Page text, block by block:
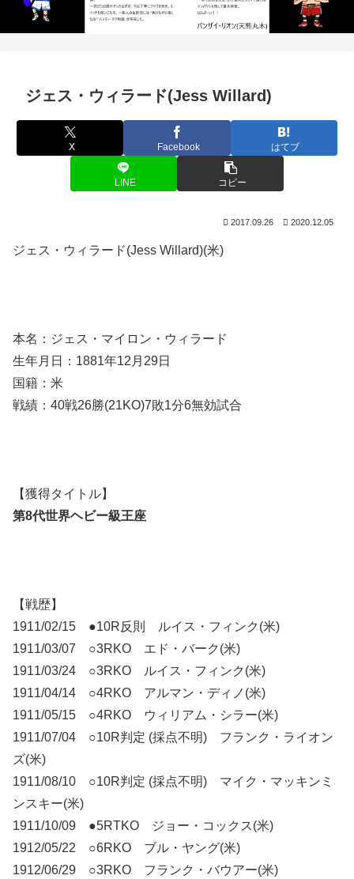
ジェス・ウィラード(Jess Willard)
X Facebook はてブ
LINE コピー
2017.09.26 2020.12.05
ジェス・ウィラード(Jess Willard)(米)
本名：ジェス・マイロン・ウィラード
生年月日：1881年12月29日
国籍：米
戦績：40戦26勝(21KO)7敗1分6無効試合
【獲得タイトル】
第8代世界ヘビー級王座
【戦歴】
1911/02/15 ●10R反則 ルイス・フィンク(米)
1911/03/07 ○3RKO エド・バーク(米)
1911/03/24 ○3RKO ルイス・フィンク(米)
1911/04/14 ○4RKO アルマン・ディノ(米)
1911/05/15 ○4RKO ウィリアム・シラー(米)
1911/07/04 ○10R判定 (採点不明) フランク・ライオン
ズ(米)
1911/08/10 ○10R判定 (採点不明) マイク・マッキンミ
ンスキー(米)
1911/10/09 ●5RTKO ジョー・コックス(米)
1912/05/22 ○6RKO ブル・ヤング(米)
1912/06/29 ○3RKO フランク・バウアー(米)